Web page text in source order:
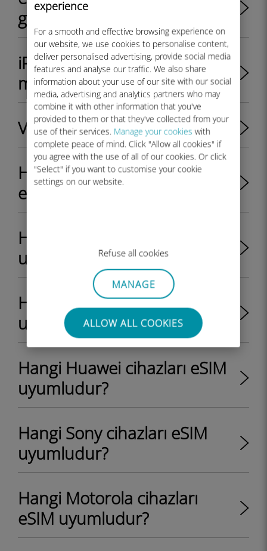
experience
For a smooth and effective browsing experience on
our website, we use cookies to personalise content,
deliver personalised advertising, provide social media
features and analyse our traffic. We also share
information about your use of our site with our social
media, advertising and analytics partners who may
combine it with other information that you've
provided to them or that they've collected from your
use of their services. Manage your cookies with
complete peace of mind. Click "Allow all cookies" if
you agree with the use of all of our cookies. Or click
"Select" if you want to customise your cookie
settings on our website.
Refuse all cookies
MANAGE
ALLOW ALL COOKIES
geçebilir miyim?
iPhone 11 eSIM'i destekliyor
mu?
Veriler nasıl kaydedilir
Hangi Samsung cihazları
eSIM uyumludur?
Hangi Nokia cihazları eSIM
uyumludur?
Hangi Apple cihazları eSIM
uyumludur?
Hangi Huawei cihazları eSIM
uyumludur?
Hangi Sony cihazları eSIM
uyumludur?
Hangi Motorola cihazları
eSIM uyumludur?